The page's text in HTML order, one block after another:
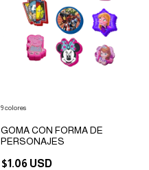
GOMA CON FORMA DE
PERSONAJES
$1.06 USD
9 colores